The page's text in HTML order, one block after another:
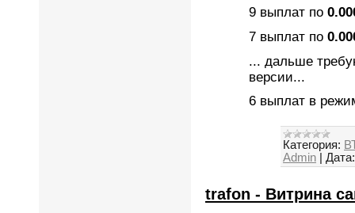
9 выплат по
7 выплат по
... дальше
версии...
6 выплат в
Категория:
Admin
Дата:
trafon - Витрина